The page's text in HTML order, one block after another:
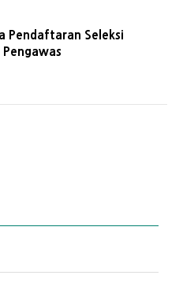
Pendaftaran Seleksi